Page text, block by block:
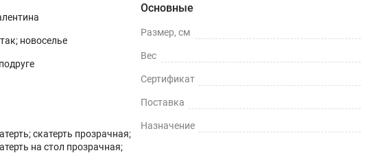
новоселье
скатерть прозрачная;
на стол прозрачная;
Основные
Размер, см
Вес
Сертификат
Поставка
Назначение